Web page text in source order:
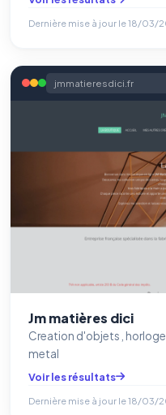
Dernière mise à jour le18/03/
jmmatieresdici.fr
Jm matières dici
Creation d'objets , horloge,
metal
Voir les résultats
Dernière mise à jour le18/03/